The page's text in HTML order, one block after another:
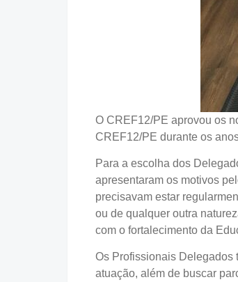
O CREF12/PE aprovou os
CREF12/PE durante os
Para a escolha dos
apresentaram os motivos
precisavam estar
ou de qualquer outra
com o fortalecimento da
Os Profissionais Delegados
atuação, além de buscar